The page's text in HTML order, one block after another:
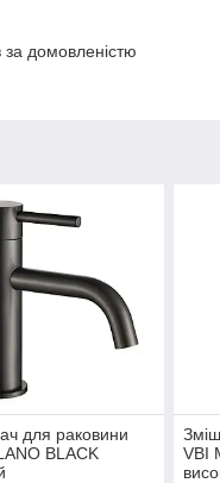
домовленістю
для раковини
BLACK
VBI